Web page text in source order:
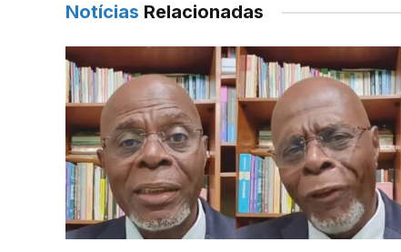
Notícias Relacionadas